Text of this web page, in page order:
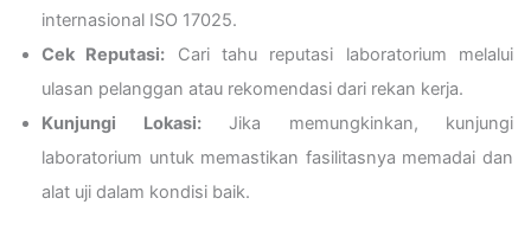
internasional ISO 17025.
Cek Reputasi: Cari tahu reputasi laboratorium melalui
ulasan pelanggan atau rekomendasi dari rekan kerja.
Kunjungi Lokasi:Jika memungkinkan, kunjungi
laboratorium untuk memastikan fasilitasnya memadai dan
alat uji dalam kondisi baik.